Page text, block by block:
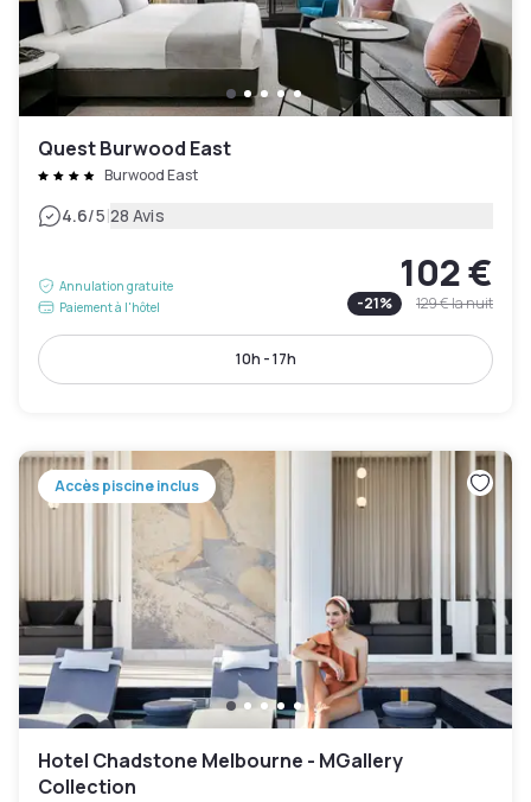
Quest Burwood East
Burwood East
4.6/5|28 Avis
Annulation gratuite
Paiement à l'hôtel
102 €
-21% 129 €la nuit
10h - 17h
Accès piscine inclus
Hotel Chadstone Melbourne - MGallery
Collection